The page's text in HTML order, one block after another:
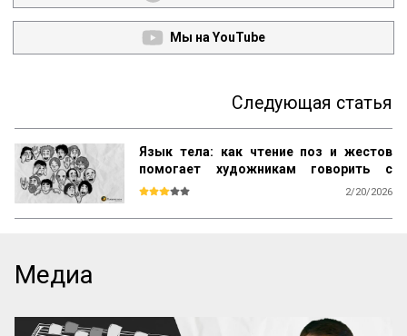
Мы на YouTube
Следующая статья
Язык тела: как чтение поз и жестов
помогает художникам говорить с
человеком без слов
2/20/2026
единого слова.
Медиа